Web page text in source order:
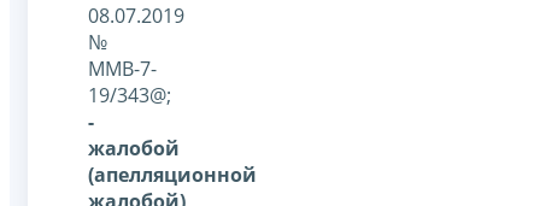
08.07.2019
№
ММВ-7-
19/343@;
-
жалобой
(апелляционной
жалобой)